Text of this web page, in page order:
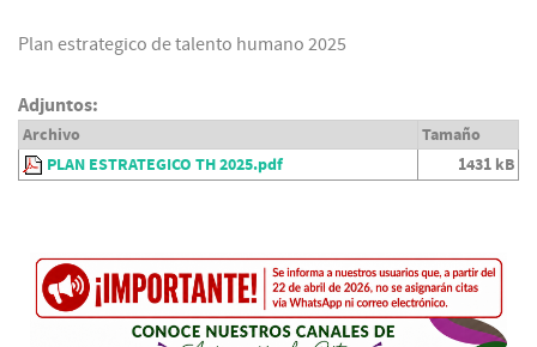
Plan estrategico de talento humano 2025
Adjuntos:
Archivo
Tamaño
PLAN ESTRATEGICO TH 2025.pdf
1431 kB